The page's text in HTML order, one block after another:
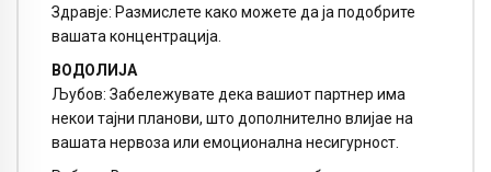
Здравје: Размислете како можете да ја подобрите
вашата концентрација.
ВОДОЛИЈА
Љубов: Забележувате дека вашиот партнер има
некои тајни планови, што дополнително влијае на
вашата нервоза или емоционална несигурност.